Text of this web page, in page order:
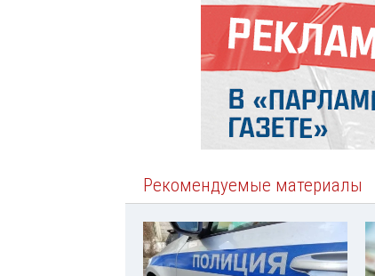
Рекомендуемые материалы